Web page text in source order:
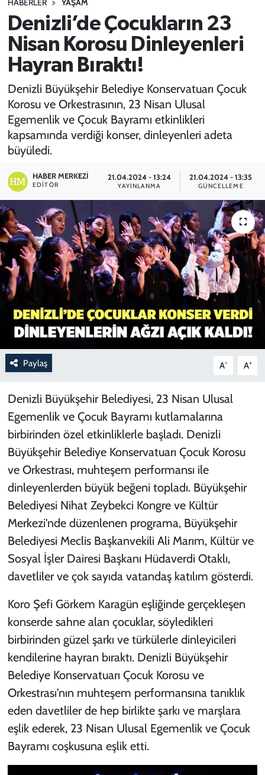
HABERLER YAŞAM
Denizli’de Çocukların 23
Nisan Korosu Dinleyenleri
Hayran Bıraktı!
Denizli Büyükşehir Belediye Konservatuarı Çocuk
Korosu ve Orkestrasının, 23 Nisan Ulusal
Egemenlik ve Çocuk Bayramı etkinlikleri
kapsamında verdiği konser, dinleyenleri adeta
büyüledi.
HABER MERKEZI
EDITÖR
21.04.2024 - 13:24
YAYINLANMA
21.04.2024 - 13:35
GÜNCELLEME
Paylaş A- A+
Denizli Büyükşehir Belediyesi, 23 Nisan Ulusal
Egemenlik ve Çocuk Bayramı kutlamalarına
birbirinden özel etkinliklerle başladı. Denizli
Büyükşehir Belediye Konservatuarı Çocuk Korosu
ve Orkestrası, muhteşem performansı ile
dinleyenlerden büyük beğeni topladı. Büyükşehir
Belediyesi Nihat Zeybekci Kongre ve Kültür
Merkezi'nde düzenlenen programa, Büyükşehir
Belediyesi Meclis Başkanvekili Ali Marım, Kültür ve
Sosyal İşler Dairesi Başkanı Hüdaverdi Otaklı,
davetliler ve çok sayıda vatandaş katılım gösterdi.
Koro Şefi Görkem Karagün eşliğinde gerçekleşen
konserde sahne alan çocuklar, söyledikleri
birbirinden güzel şarkı ve türkülerle dinleyicileri
kendilerine hayran bıraktı. Denizli Büyükşehir
Belediye Konservatuarı Çocuk Korosu ve
Orkestrası’nın muhteşem performansına tanıklık
eden davetliler de hep birlikte şarkı ve marşlara
eşlik ederek, 23 Nisan Ulusal Egemenlik ve Çocuk
Bayramı coşkusuna eşlik etti.
SPOR
TEKNOLOJİ
YAŞAM